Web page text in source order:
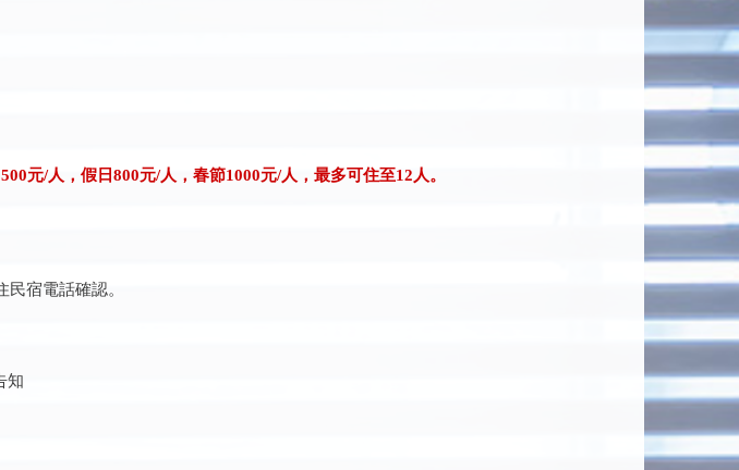
元/人，假日800元/人，春節1000元/人，最多可住至12人。
宿電話確認。
知